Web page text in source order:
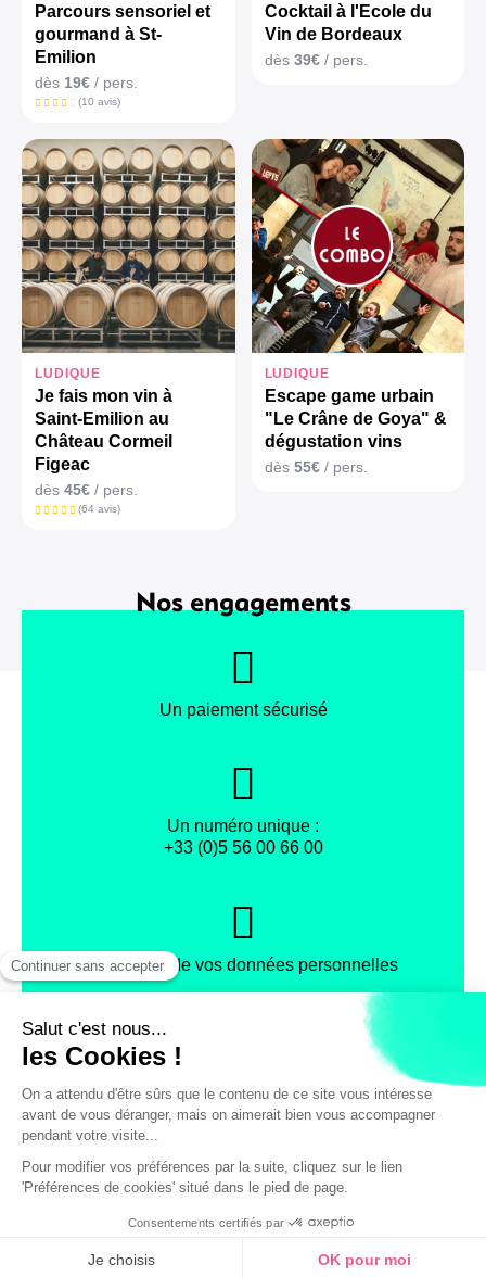
Parcours sensoriel et
gourmand à St-
Emilion
dès 19€ / pers.
(10 avis)
Cocktail à l'Ecole du
Vin de Bordeaux
dès 39€/ pers.
LUDIQUE
Je fais mon vin à
Saint-Emilion au
Château Cormeil
Figeac
dès 45€ / pers.
(64 avis)
LUDIQUE
Escape game urbain
"Le Crâne de Goya" &
dégustation vins
dès 55€/ pers.
Nos engagements
Un paiement sécurisé
Un numéro unique :
+33 (0)5 56 00 66 00
Protection de vos données personnelles
Mentions légales
Conditions générales de vente